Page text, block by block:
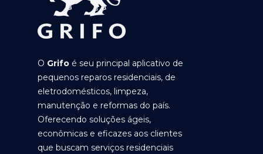
O Grifo é seu principal aplicativo de
pequenos reparos residenciais, de
eletrodomésticos, limpeza,
manutenção e reformas do país.
Oferecendo soluções ágeis,
econômicas e eficazes aos clientes
que buscam serviços residenciais